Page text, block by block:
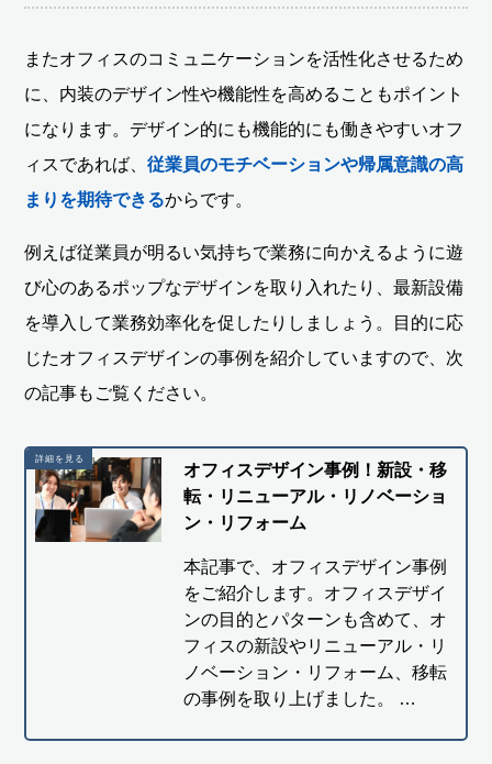
またオフィスのコミュニケーションを活性化させるため
に、内装のデザイン性や機能性を高めることもポイント
になります。デザイン的にも機能的にも働きやすいオフ
ィスであれば、従業員のモチベーションや帰属意識の高
まりを期待できるからです。
例えば従業員が明るい気持ちで業務に向かえるように遊
び心のあるポップなデザインを取り入れたり、最新設備
を導入して業務効率化を促したりしましょう。目的に応
じたオフィスデザインの事例を紹介していますので、次
の記事もご覧ください。
オフィスデザイン事例！新設・移
転・リニューアル・リノベーショ
ン・リフォーム
本記事で、オフィスデザイン事例
をご紹介します。オフィスデザイ
ンの目的とパターンも含めて、オ
フィスの新設やリニューアル・リ
ノベーション・リフォーム、移転
の事例を取り上げました。 …